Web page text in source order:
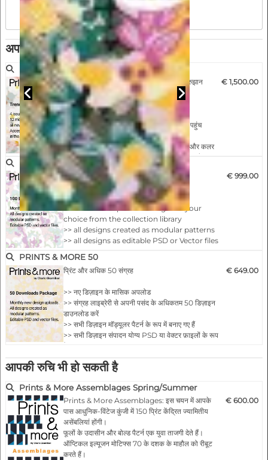
अपग्रेड और सदस्यताएँ
PRINTS & MORE TREND
12 महीने ऑनलाइन पहुंच | सभी प्रिंट और अधिक रुझान
रिपोर्ट
>> अगले 12 महीनों की सभी नई रिलीज़
>> पिछले 24 महीनों की आर्काइव ट्रेंड रिपोर्ट तक पहुंच
सहित
>> Prints & More साल में 4 बार बिल्कुल नई और कलर
डायरेक्शन सहित व्यापक ट्रेंड रिपोर्ट प्रकाशित करता है
>> प्रत्येक प्रवृत्ति रिपोर्ट में मुफ्त उपयोग के लिए कम से कम
150 अलग-अलग संपादन योग्य और मॉड्यूलर डिज़ाइन
शामिल हैं
>> 50 पूर्ण पीडीएफ मुद्दों और या अपनी पसंद की संपादन
योग्य फाइलों को डाउनलो…
€ 1,500.00
PRINTS & MORE 100
PRINTS & MORE 100 COLLECTION
>> monthly new designs uploads
>> download up to 100 designs of your
choice from the collection library
>> all designs created as modular patterns
>> all designs as editable PSD or Vector files
>> usable for any surface and products
€ 999.00
PRINTS & MORE 50
प्रिंट और अधिक 50 संग्रह
>> नए डिज़ाइन के मासिक अपलोड
>> संग्रह लाइब्रेरी से अपनी पसंद के अधिकतम 50 डिज़ाइन
डाउनलोड करें
>> सभी डिज़ाइन मॉड्यूलर पैटर्न के रूप में बनाए गए हैं
>> सभी डिज़ाइन संपादन योग्य PSD या वेक्टर फ़ाइलों के रूप
में
>> प्रति डिज़ाइन लागत €13 से कम!!!
>> सभी सतहों और उत्पादों के लिए उपयोग किया जा सकता है…
€ 649.00
आपकी रुचि भी हो सकती है
Prints & More Assemblages Spring/Summer
Prints & More Assemblages: इस चयन में आपके
पास आधुनिक-विंटेज कुंजी में 150 प्रिंट केंद्रित ज्यामितीय
असेंबलियां होंगी।
फूलों के उदासीन और बोल्ड पैटर्न एक युवा ताजगी देते हैं।
ऑप्टिकल इल्यूजन मोटिफ्स 70 के दशक के माहौल को रीबूट
करते हैं।
€ 600.00